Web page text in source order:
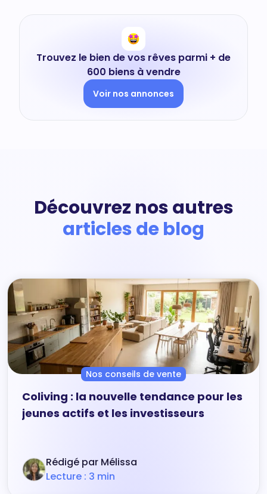
Trouvez le bien de vos rêves parmi + de
600 biens à vendre
Voir nos annonces
Découvrez nos autres
articles de blog
Nos conseils de vente
Coliving : la nouvelle tendance pour les
jeunes actifs et les investisseurs
Rédigé par Mélissa
Lecture : 3 min